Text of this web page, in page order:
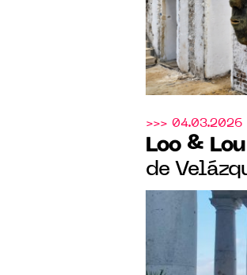
>>> 04.03.2026
Loo &
de
pour
conçues
Miró et